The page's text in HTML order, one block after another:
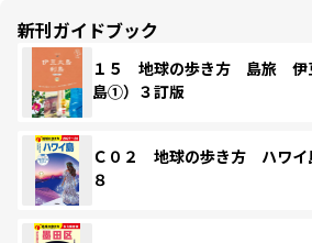
新刊ガイドブック
１５ 地球の歩き方 島旅 伊
島①）３訂版
Ｃ０２ 地球の歩き方 ハワイ
８